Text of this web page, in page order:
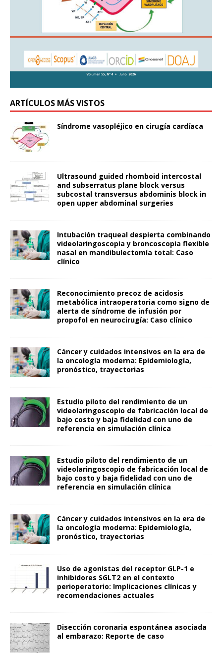
ARTÍCULOS MÁS VISTOS
Síndrome vasopléjico en cirugía cardíaca
Ultrasound guided rhomboid intercostal
and subserratus plane block versus
subcostal transversus abdominis block in
open upper abdominal surgeries
Intubación traqueal despierta combinando
videolaringoscopia y broncoscopia flexible
nasal en mandibulectomía total: Caso
clínico
Reconocimiento precoz de acidosis
metabólica intraoperatoria como signo de
alerta de síndrome de infusión por
propofol en neurocirugía: Caso clínico
Cáncer y cuidados intensivos en la era de
la oncología moderna: Epidemiología,
pronóstico, trayectorias
Estudio piloto del rendimiento de un
videolaringoscopio de fabricación local de
bajo costo y baja fidelidad con uno de
referencia en simulación clínica
Estudio piloto del rendimiento de un
videolaringoscopio de fabricación local de
bajo costo y baja fidelidad con uno de
referencia en simulación clínica
Cáncer y cuidados intensivos en la era de
la oncología moderna: Epidemiología,
pronóstico, trayectorias
Uso de agonistas del receptor GLP-1 e
inhibidores SGLT2 en el contexto
perioperatorio: Implicaciones clínicas y
recomendaciones actuales
Disección coronaria espontánea asociada
al embarazo: Reporte de caso